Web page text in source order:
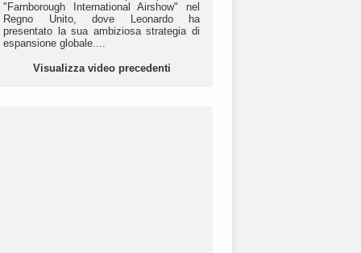
"Farnborough International Airshow" nel
Regno Unito, dove Leonardo ha
presentato la sua ambiziosa strategia di
espansione globale....
Visualizza video precedenti